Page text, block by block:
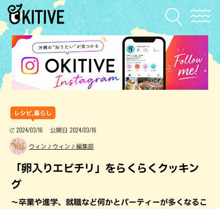
レシピ,暮らし
2024/03/16 公開日 2024/03/16
ウィン♪ウィン♪編集部
「卵入りエビチリ」をらくらくクッキン
グ
～卒業や進学、就職など何かとパーティーが多くなるこ